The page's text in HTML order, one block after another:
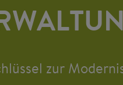
zur